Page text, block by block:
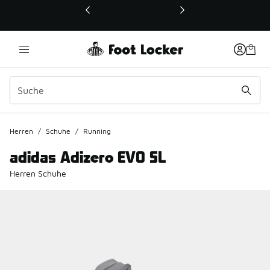
Dieser Link öffnet sich in einem neuen Fenster
Herren / Schuhe / Running
adidas Adizero EVO SL
Herren Schuhe